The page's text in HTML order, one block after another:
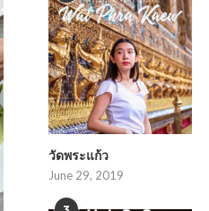
วัดพระแก้ว
June 29, 2019